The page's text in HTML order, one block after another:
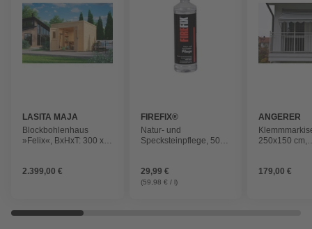
LASITA MAJA
Blockbohlenhaus
»Felix«, BxHxT: 300 x
Dachüberstand),
2.399,00 €
FIREFIX®
Natur- und
Specksteinpflege, 500
29,99 €
(59,98 € / l)
ANGERER
250x150 cm,
179,00 €